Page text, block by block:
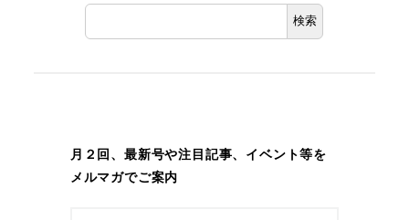
検索
月２回、最新号や注目記事、イベント等を
メルマガでご案内